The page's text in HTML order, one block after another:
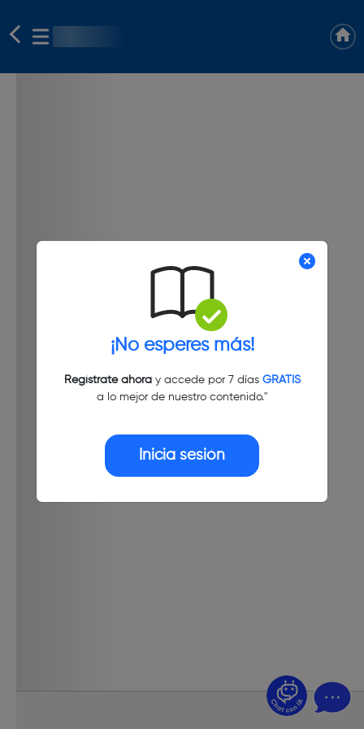
¡No esperes más!
Regístrate ahoray accede por 7 días GRATIS
a lo mejor de nuestro contenido."
Inicia sesión